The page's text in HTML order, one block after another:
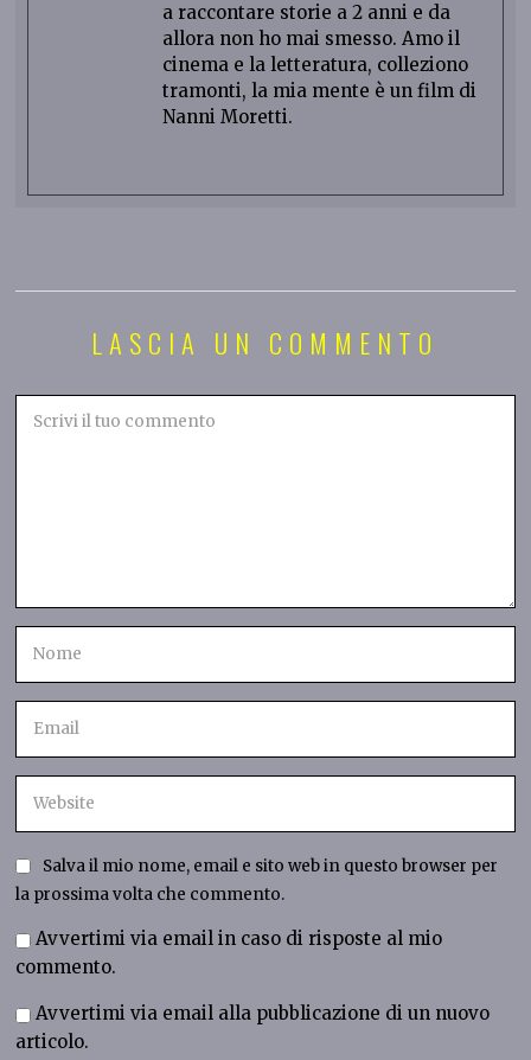
a raccontare storie a 2 anni e da
allora non ho mai smesso. Amo il
cinema e la letteratura, colleziono
tramonti, la mia mente è un film di
Nanni Moretti.
LASCIA UN COMMENTO
Salva il mio nome, email e sito web in questo browser per
la prossima volta che commento.
Avvertimi via email in caso di risposte al mio
commento.
Avvertimi via email alla pubblicazione di un nuovo
articolo.